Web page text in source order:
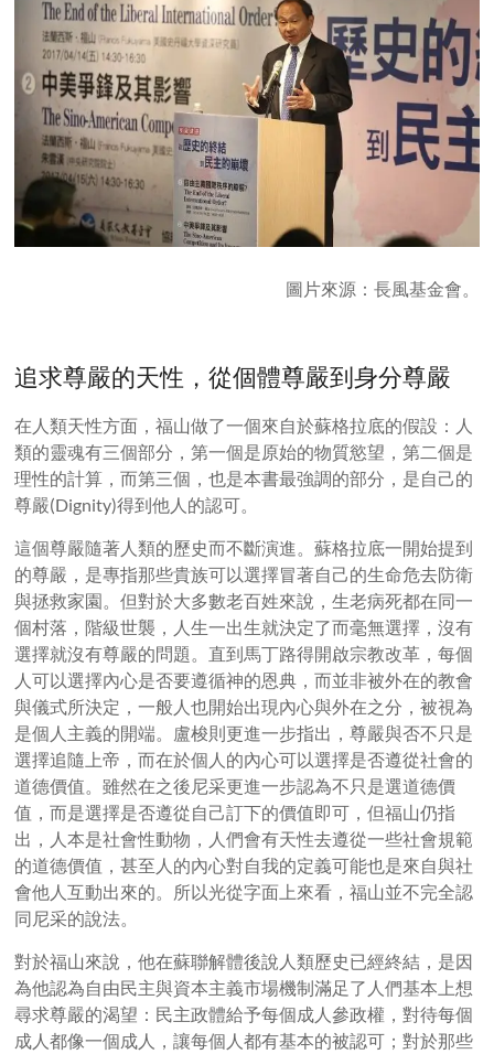
圖片來源：長風基金會。
追求尊嚴的天性，從個體尊嚴到身分尊嚴
在人類天性方面，福山做了一個來自於蘇格拉底的假設：人
類的靈魂有三個部分，第一個是原始的物質慾望，第二個是
理性的計算，而第三個，也是本書最強調的部分，是自己的
尊嚴(Dignity)得到他人的認可。
這個尊嚴隨著人類的歷史而不斷演進。蘇格拉底一開始提到
的尊嚴，是專指那些貴族可以選擇冒著自己的生命危去防衛
與拯救家園。但對於大多數老百姓來說，生老病死都在同一
個村落，階級世襲，人生一出生就決定了而毫無選擇，沒有
選擇就沒有尊嚴的問題。直到馬丁路得開啟宗教改革，每個
人可以選擇內心是否要遵循神的恩典，而並非被外在的教會
與儀式所決定，一般人也開始出現內心與外在之分，被視為
是個人主義的開端。盧梭則更進一步指出，尊嚴與否不只是
選擇追隨上帝，而在於個人的內心可以選擇是否遵從社會的
道德價值。雖然在之後尼采更進一步認為不只是選道德價
值，而是選擇是否遵從自己訂下的價值即可，但福山仍指
出，人本是社會性動物，人們會有天性去遵從一些社會規範
的道德價值，甚至人的內心對自我的定義可能也是來自與社
會他人互動出來的。所以光從字面上來看，福山並不完全認
同尼采的說法。
對於福山來說，他在蘇聯解體後說人類歷史已經終結，是因
為他認為自由民主與資本主義市場機制滿足了人們基本上想
尋求尊嚴的渴望：民主政體給予每個成人參政權，對待每個
成人都像一個成人，讓每個人都有基本的被認可；對於那些